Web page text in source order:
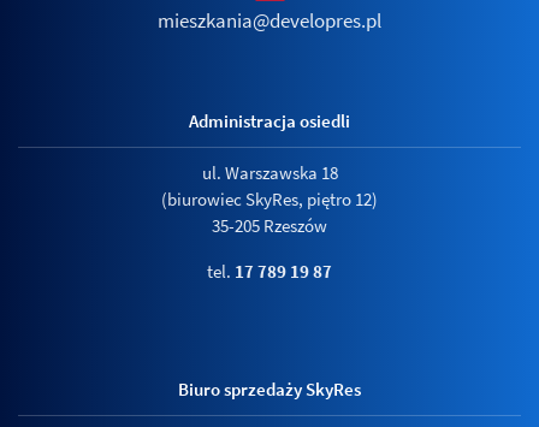
mieszkania@developres.pl
Administracja osiedli
ul. Warszawska 18
(biurowiec SkyRes, piętro 12)
35-205 Rzeszów
tel. 17 789 19 87
Biuro sprzedaży SkyRes